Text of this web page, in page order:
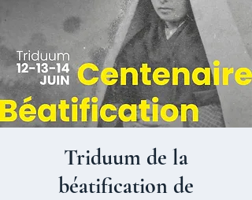
Triduum de la
béatification de